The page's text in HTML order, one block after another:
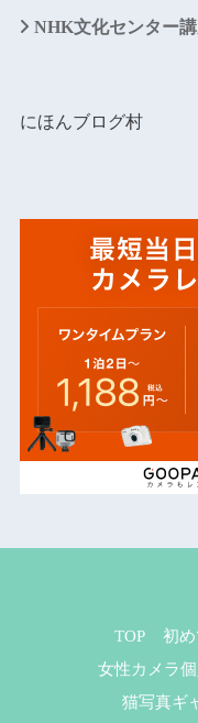
NHK文化センター
にほんブログ村
TOP 初
女性カメラ
猫写真ギ